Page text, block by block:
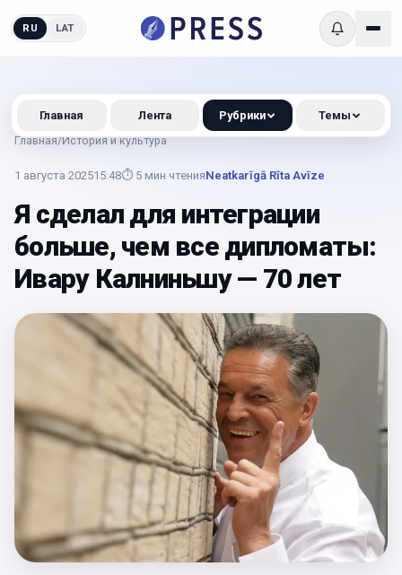
RU LAT
Главная/История и культура
1 августа 202515:48⏱ 5 мин чтенияNeatkarīgā Rīta Avīze
Я сделал для интеграции
больше, чем все дипломаты:
Ивару Калниньшу — 70 лет
Главная Лента Рубрики Темы